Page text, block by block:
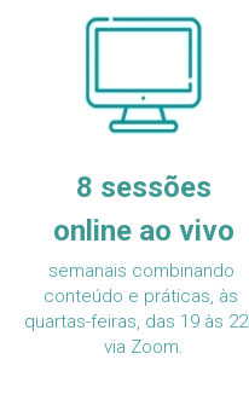
8 sessões
online ao vivo
semanais combinando
conteúdo e práticas, às
quartas-feiras, das 19 às
via Zoom.